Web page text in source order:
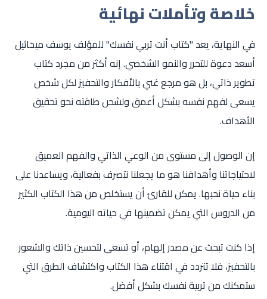
خلاصة وتأملات نهائية
في النهاية، يعد "كتاب أنت تربي نفسك" للمؤلف يوسف ميخائيل
أسعد دعوة للتحرر والنمو الشخصي. إنه أكثر من مجرد كتاب
تطوير ذاتي، بل هو مرجع غني بالأفكار والتحفيز لكل شخص
يسعى لفهم نفسه بشكل أعمق ولشحن طاقته نحو تحقيق
الأهداف.
إن الوصول إلى مستوى من الوعي الذاتي والفهم العميق
لاحتياجاتنا وأهدافنا هو ما يجعلنا نتصرف بفعالية، ويساعدنا على
بناء حياة نحبها. يمكن للقارئ أن يستخلص من هذا الكتاب الكثير
من الدروس التي يمكن تضمينها في حياته اليومية.
إذا كنت تبحث عن مصدر إلهام، أو تسعى لتحسين ذاتك والشعور
بالتحفيز، فلا تتردد في اقتناء هذا الكتاب واكتشاف الطرق التي
ستمكنك من تربية نفسك بشكل أفضل.